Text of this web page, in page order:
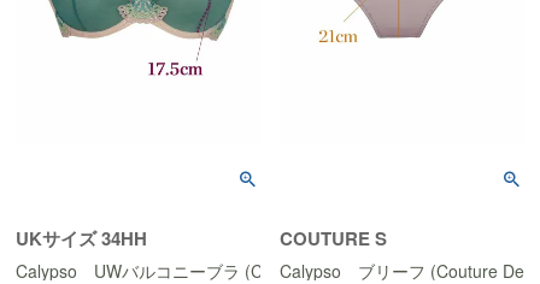
UKサイズ 34HH
Calypso UWバルコニーブラ (Couture Design)
COUTURE S
Calypso ブリーフ (Couture